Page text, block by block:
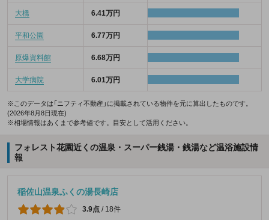
大橋 6.41万円
平和公園 6.77万円
原爆資料館 6.68万円
大学病院 6.01万円
※このデータは「ニフティ不動産」に掲載されている物件を元に算出したものです。
(2026年8月8日現在)
※相場情報はあくまで参考値です。目安として活用ください。
フォレスト花園近くの温泉・スーパー銭湯・銭湯など温浴施設情
報
稲佐山温泉ふくの湯長崎店
3.9点 / 18件